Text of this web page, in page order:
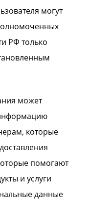
могут
РФ только
может
которые
помогают
и услуги
данные